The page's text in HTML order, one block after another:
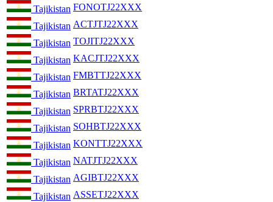
Tajikistan FONOTJ22XXX
Tajikistan ACTJTJ22XXX
Tajikistan TOJITJ22XXX
Tajikistan KACJTJ22XXX
Tajikistan FMBTTJ22XXX
Tajikistan BRTATJ22XXX
Tajikistan SPRBTJ22XXX
Tajikistan SOHBTJ22XXX
Tajikistan KONTTJ22XXX
Tajikistan NATJTJ22XXX
Tajikistan AGIBTJ22XXX
Tajikistan ASSETJ22XXX